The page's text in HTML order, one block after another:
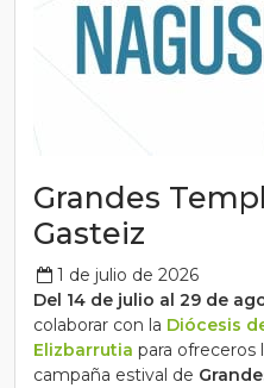
Grandes
Gasteiz
1 de julio de 2026
Del 14 de julio al 29 de
colaborar con la Diócesis
Elizbarrutia para ofreceros
campaña estival de